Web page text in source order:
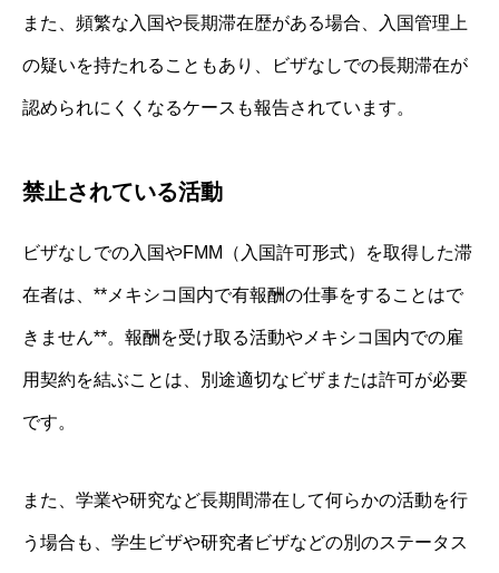
また、頻繁な入国や長期滞在歴がある場合、入国管理上
の疑いを持たれることもあり、ビザなしでの長期滞在が
認められにくくなるケースも報告されています。
禁止されている活動
ビザなしでの入国やFMM（入国許可形式）を取得した滞
在者は、**メキシコ国内で有報酬の仕事をすることはで
きません**。報酬を受け取る活動やメキシコ国内での雇
用契約を結ぶことは、別途適切なビザまたは許可が必要
です。
また、学業や研究など長期間滞在して何らかの活動を行
う場合も、学生ビザや研究者ビザなどの別のステータス